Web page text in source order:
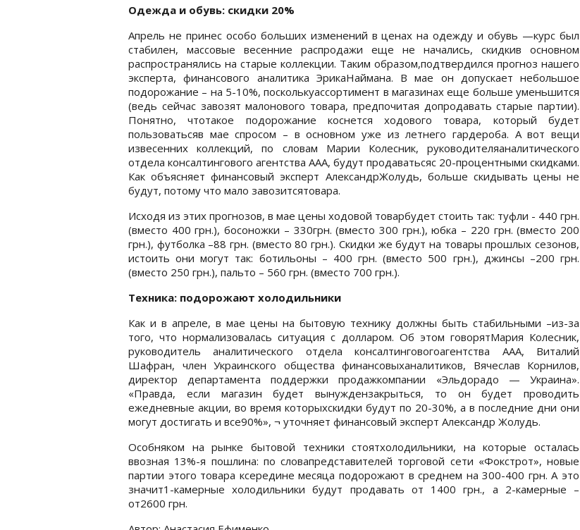
Одежда и обувь: скидки 20%
Апрель не принес особо больших изменений в ценах на одежду и обувь —курс был
стабилен, массовые весенние распродажи еще не начались, скидкив основном
распространялись на старые коллекции. Таким образом,подтвердился прогноз нашего
эксперта, финансового аналитика ЭрикаНаймана. В мае он допускает небольшое
подорожание – на 5-10%, посколькуассортимент в магазинах еще больше уменьшится
(ведь сейчас завозят малонового товара, предпочитая допродавать старые партии).
Понятно, чтотакое подорожание коснется ходового товара, который будет
пользоватьсяв мае спросом – в основном уже из летнего гардероба. А вот вещи
извесенних коллекций, по словам Марии Колесник, руководителяаналитического
отдела консалтингового агентства ААА, будут продаватьсяс 20-процентными скидками.
Как объясняет финансовый эксперт АлександрЖолудь, больше скидывать цены не
будут, потому что мало завозитсятовара.
Исходя из этих прогнозов, в мае цены ходовой товарбудет стоить так: туфли - 440 грн.
(вместо 400 грн.), босоножки – 330грн. (вместо 300 грн.), юбка – 220 грн. (вместо 200
грн.), футболка –88 грн. (вместо 80 грн.). Скидки же будут на товары прошлых сезонов,
истоить они могут так: ботильоны – 400 грн. (вместо 500 грн.), джинсы –200 грн.
(вместо 250 грн.), пальто – 560 грн. (вместо 700 грн.).
Техника: подорожают холодильники
Как и в апреле, в мае цены на бытовую технику должны быть стабильными –из-за
того, что нормализовалась ситуация с долларом. Об этом говорятМария Колесник,
руководитель аналитического отдела консалтинговогоагентства ААА, Виталий
Шафран, член Украинского общества финансовыханалитиков, Вячеслав Корнилов,
директор департамента поддержки продажкомпании «Эльдорадо — Украина».
«Правда, если магазин будет вынуждензакрыться, то он будет проводить
ежедневные акции, во время которыхскидки будут по 20-30%, а в последние дни они
могут достигать и все90%», ¬ уточняет финансовый эксперт Александр Жолудь.
Особняком на рынке бытовой техники стоятхолодильники, на которые осталась
ввозная 13%-я пошлина: по словапредставителей торговой сети «Фокстрот», новые
партии этого товара ксередине месяца подорожают в среднем на 300-400 грн. А это
значит1-камерные холодильники будут продавать от 1400 грн., а 2-камерные –
от2600 грн.